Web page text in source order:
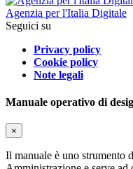
Agenzia per l'Italia Digitale
Seguici su
Privacy policy
Cookie policy
Note legali
Manuale operativo di
×
Il manuale è uno strumento